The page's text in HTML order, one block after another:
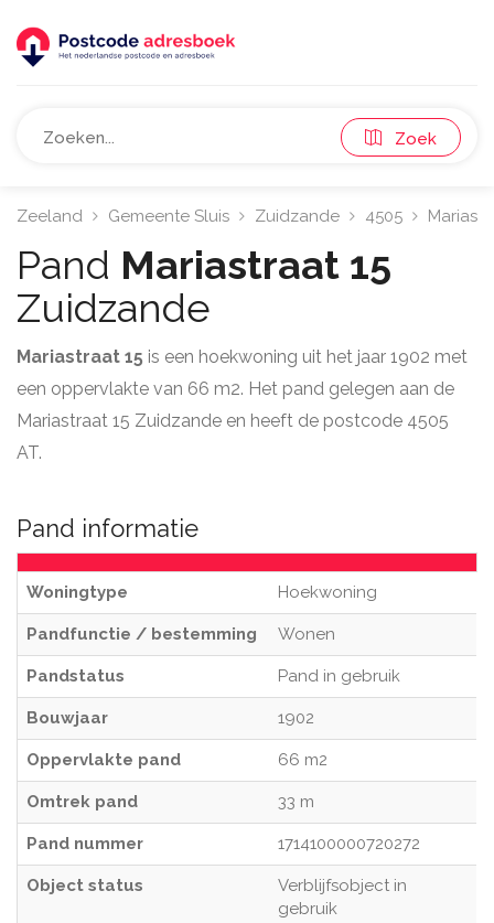
Zoek
Zeeland Gemeente Sluis Zuidzande 4505
Pand Mariastraat 15
Zuidzande
Mariastraat 15 is een hoekwoning uit het jaar 1902 met
een oppervlakte van 66 m2. Het pand gelegen aan de
Mariastraat 15 Zuidzande en heeft de postcode 4505
AT.
Pand informatie
Woningtype Hoekwoning
Pandfunctie / bestemming Wonen
Pandstatus Pand in gebruik
Bouwjaar 1902
Oppervlakte pand 66 m2
Omtrek pand 33 m
Pand nummer 1714100000720272
Object status
Verblijfsobject in
gebruik